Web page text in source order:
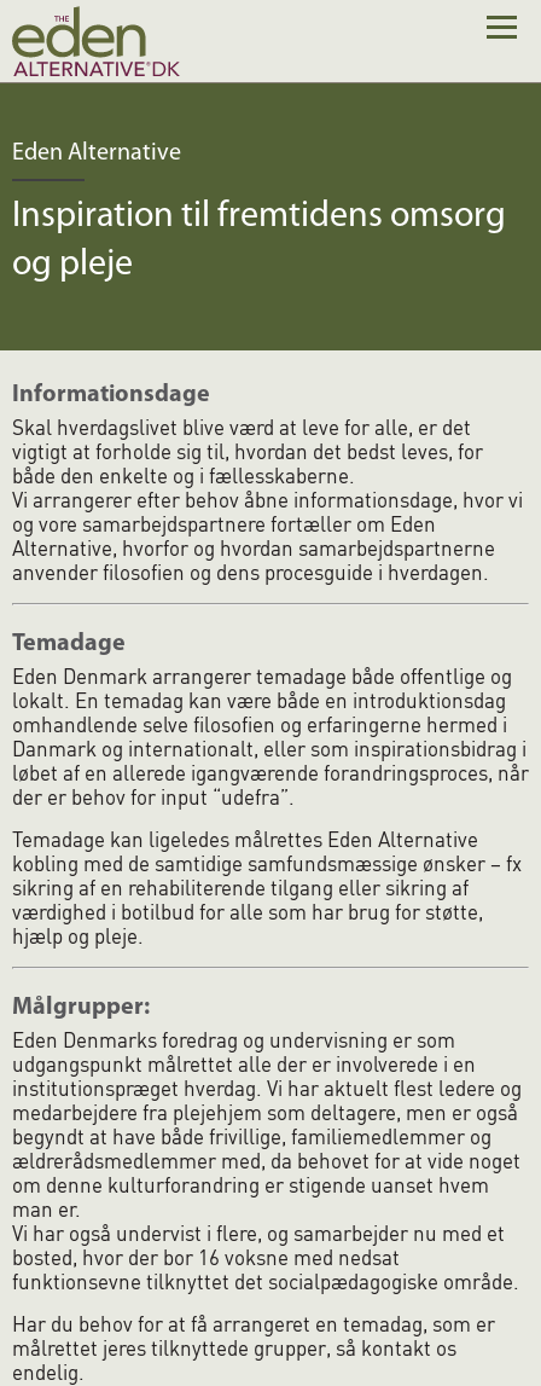
Eden Alternative
Inspiration til fremtidens omsorg
og pleje
Informationsdage
Skal hverdagslivet blive værd at leve for alle, er det
vigtigt at forholde sig til, hvordan det bedst leves, for
både den enkelte og i fællesskaberne.
Vi arrangerer efter behov åbne informationsdage, hvor vi
og vore samarbejdspartnere fortæller om Eden
Alternative, hvorfor og hvordan samarbejdspartnerne
anvender filosofien og dens procesguide i hverdagen.
Temadage
Eden Denmark arrangerer temadage både offentlige og
lokalt. En temadag kan være både en introduktionsdag
omhandlende selve filosofien og erfaringerne hermed i
Danmark og internationalt, eller som inspirationsbidrag i
løbet af en allerede igangværende forandringsproces, når
der er behov for input “udefra”.
Temadage kan ligeledes målrettes Eden Alternative
kobling med de samtidige samfundsmæssige ønsker – fx
sikring af en rehabiliterende tilgang eller sikring af
værdighed i botilbud for alle som har brug for støtte,
hjælp og pleje.
Målgrupper:
Eden Denmarks foredrag og undervisning er som
udgangspunkt målrettet alle der er involverede i en
institutionspræget hverdag. Vi har aktuelt flest ledere og
medarbejdere fra plejehjem som deltagere, men er også
begyndt at have både frivillige, familiemedlemmer og
ældrerådsmedlemmer med, da behovet for at vide noget
om denne kulturforandring er stigende uanset hvem
man er.
Vi har også undervist i flere, og samarbejder nu med et
bosted, hvor der bor 16 voksne med nedsat
funktionsevne tilknyttet det socialpædagogiske område.
Har du behov for at få arrangeret en temadag, som er
målrettet jeres tilknyttede grupper, så kontakt os
endelig.